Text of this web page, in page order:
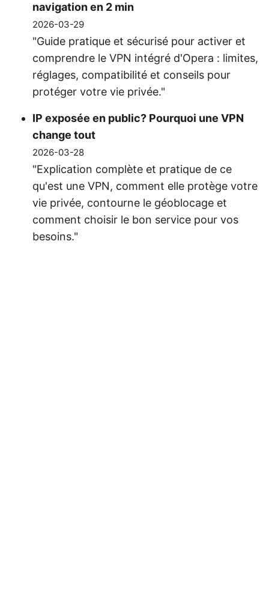
navigation en 2 min
2026-03-29
"Guide pratique et sécurisé pour activer et
comprendre le VPN intégré d'Opera : limites,
réglages, compatibilité et conseils pour
protéger votre vie privée."
IP exposée en public? Pourquoi une VPN
change tout
2026-03-28
"Explication complète et pratique de ce
qu'est une VPN, comment elle protège votre
vie privée, contourne le géoblocage et
comment choisir le bon service pour vos
besoins."